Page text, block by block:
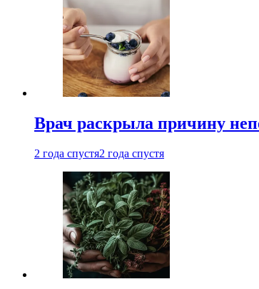
Врач раскрыла причину
2 года спустя2 года спустя